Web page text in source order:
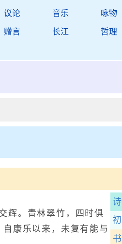
议论 音乐
咏物
赠言 长江
哲理
辉。青林翠竹，四时俱
康乐以来，未复有能与